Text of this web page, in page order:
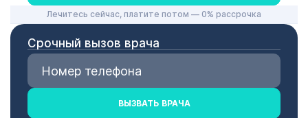
Лечитесь сейчас, платите потом — 0% рассрочка
Срочный вызов врача
ВЫЗВАТЬ ВРАЧА